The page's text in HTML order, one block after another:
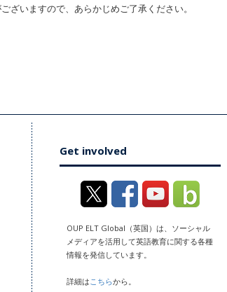
ざいますので、あらかじめご了承ください。
Get involved
OUP ELT Global（英国）は、ソーシャル
メディアを活用して英語教育に関する各種
情報を発信しています。
詳細は こちらから。